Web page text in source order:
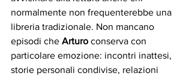
normalmente non frequenterebbe una
libreria tradizionale. Non mancano
episodi che Arturo conserva con
particolare emozione: incontri inattesi,
storie personali condivise, relazioni